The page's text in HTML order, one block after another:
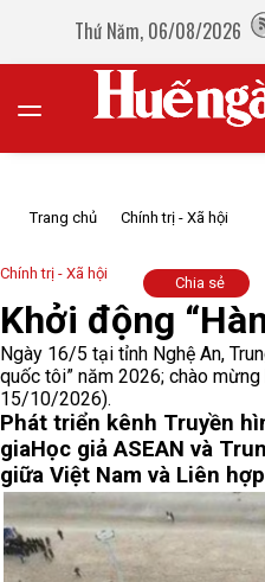
Thứ Năm, 06/08/2026
Trang chủ Chính trị - Xã hội
Chính trị - Xã hội
Chia sẻ
Khởi động
Ngày 16/5 tại tỉnh Nghệ An,
quốc tôi” năm 2026; chào
15/10/2026).
Phát triển kênh Truyền
giaHọc giả ASEAN và
giữa Việt Nam và Liên